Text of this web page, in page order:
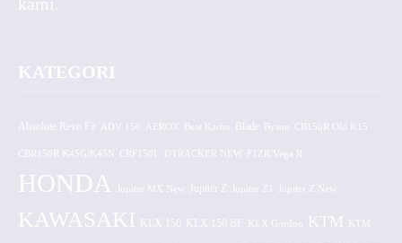
KATEGORI
Absolute Revo Fit ADV 150 AEROX CB150R Old K15
CBR150R K45G/K45N CRF150L DTRACKER NEW F1ZR/Vega R
HONDA Jupiter MX New Jupiter Z
KAWASAKI KLX 150 KLX 150 BF KLX Gordon KTM KTM